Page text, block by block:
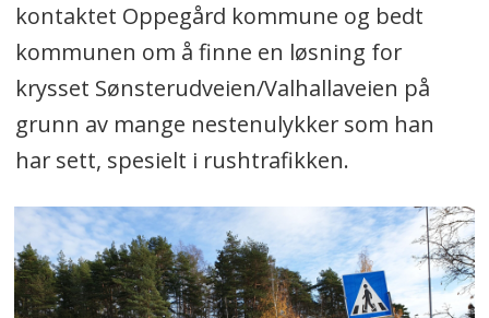
kontaktet Oppegård kommune og bedt
kommunen om å finne en løsning for
krysset Sønsterudveien/Valhallaveien på
grunn av mange nestenulykker som han
har sett, spesielt i rushtrafikken.